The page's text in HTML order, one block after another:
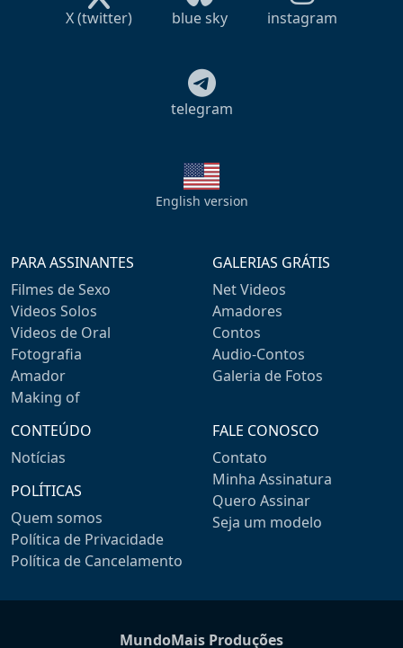
X (twitter) blue sky instagram
telegram
English version
PARA ASSINANTES
Filmes de Sexo
Videos Solos
Videos de Oral
Fotografia
Amador
Making of
GALERIAS GRÁTIS
Net Videos
Amadores
Contos
Audio-Contos
Galeria de Fotos
CONTEÚDO
Notícias
POLÍTICAS
Quem somos
Política de Privacidade
Política de Cancelamento
FALE CONOSCO
Contato
Minha Assinatura
Quero Assinar
Seja um modelo
MundoMais Produções